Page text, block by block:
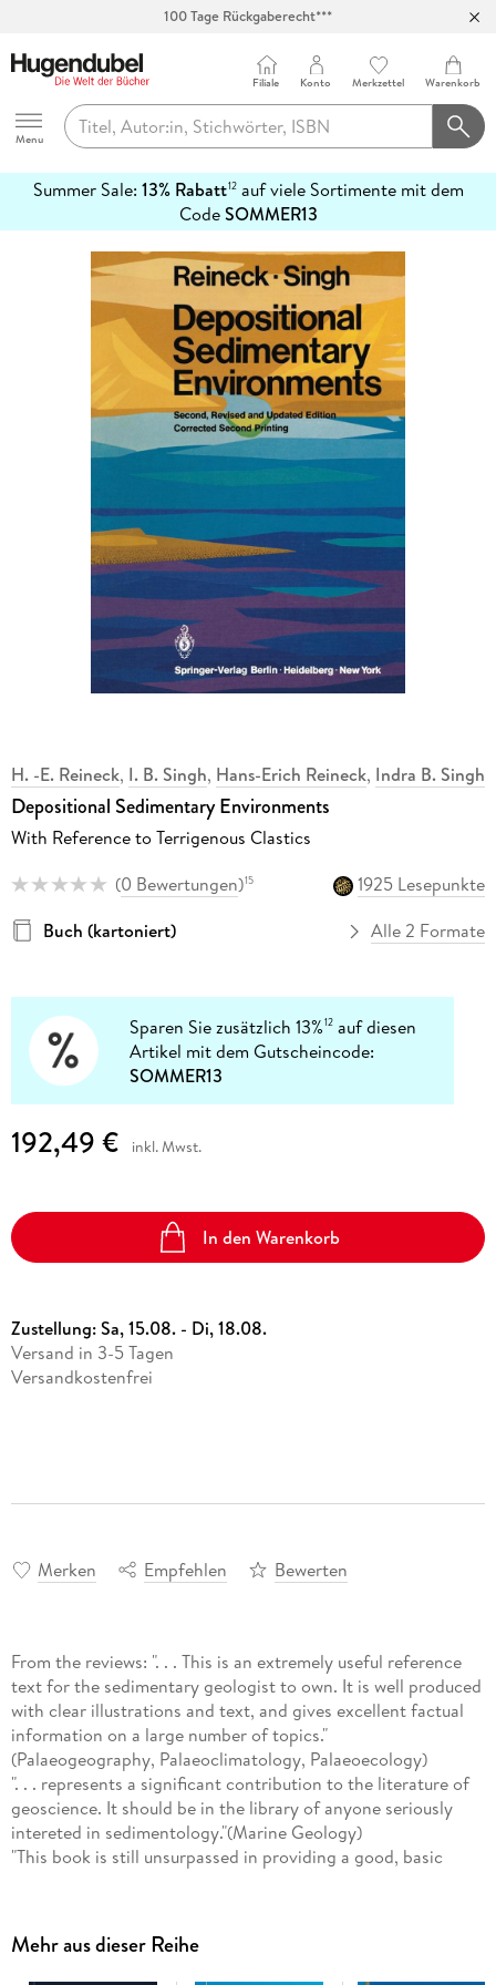
Hugendubel
Menu
Filiale Konto Merkzettel Warenkorb
Summer Sale: 13% Rabatt12auf viele Sortimente mit dem
CodeSOMMER13
erfahren
H. -E. Reineck, I. B. Singh, Hans-Erich Reineck, Indra B. Singh
Depositional Sedimentary Environments
With Reference to Terrigenous Clastics
(0 Bewertungen)15
1925 Lesepunkte
Buch (kartoniert)
Alle 2 Formate
Sparen Sie zusätzlich 13%12 auf diesen
Artikel mit dem Gutscheincode:
SOMMER13
192,49 € inkl. Mwst.
In den Warenkorb
Zustellung:Sa, 15.08. - Di, 18.08.
Versand in 3-5 Tagen
Versandkostenfrei
Merken Empfehlen Bewerten
From the reviews: ". . . This is an extremely useful reference
text for the sedimentary geologist to own. It is well produced
with clear illustrations and text, and gives excellent factual
information on a large number of topics."
(Palaeogeography, Palaeoclimatology, Palaeoecology)
". . . represents a significant contribution to the literature of
geoscience. It should be in the library of anyone seriously
intereted in sedimentology."(Marine Geology)
"This book is still unsurpassed in providing a good, basic
Mehr aus dieser Reihe